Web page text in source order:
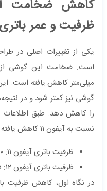
کاهش ضخامت
ظرفیت و عمر باتری
میلی‌متر کاهش یافته است.
گوشی نیز کمتر شود و در
نسبت به آیفون ۱۱ کاهش یافته است:
ظرفیت باتری آیفون ۱۱: ۳۱۱۰ میلی‌آمپر ساعت
ظرفیت باتری آیفون ۱۲: ۲۸۱۵ میلی‌آمپر ساعت
در نگاه اول، کاهش ظرفیت